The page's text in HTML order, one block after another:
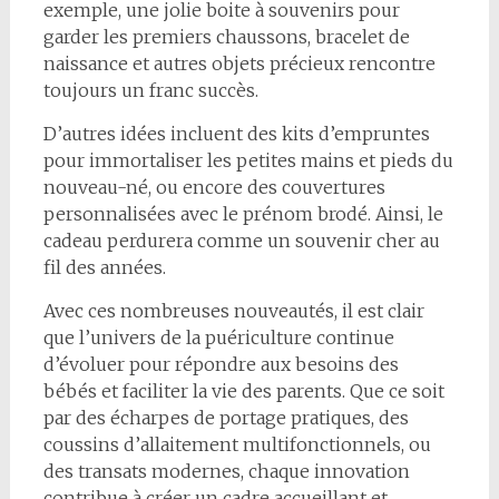
exemple, une jolie boite à souvenirs pour
garder les premiers chaussons, bracelet de
naissance et autres objets précieux rencontre
toujours un franc succès.
D’autres idées incluent des kits d’empruntes
pour immortaliser les petites mains et pieds du
nouveau-né, ou encore des couvertures
personnalisées avec le prénom brodé. Ainsi, le
cadeau perdurera comme un souvenir cher au
fil des années.
Avec ces nombreuses nouveautés, il est clair
que l’univers de la puériculture continue
d’évoluer pour répondre aux besoins des
bébés et faciliter la vie des parents. Que ce soit
par des écharpes de portage pratiques, des
coussins d’allaitement multifonctionnels, ou
des transats modernes, chaque innovation